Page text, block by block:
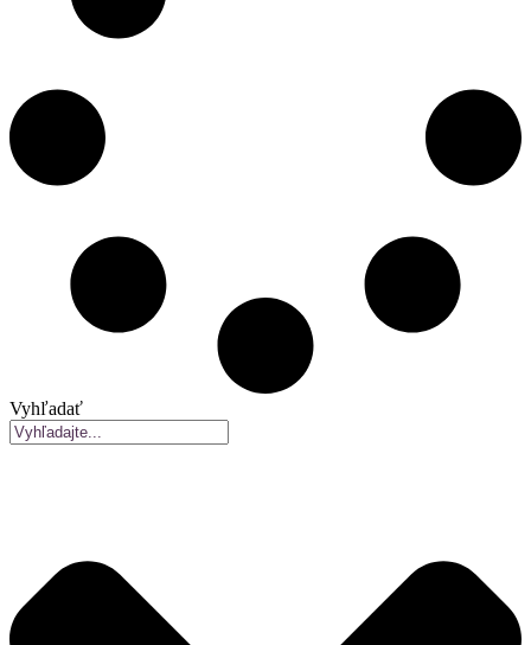
Vyhľadať